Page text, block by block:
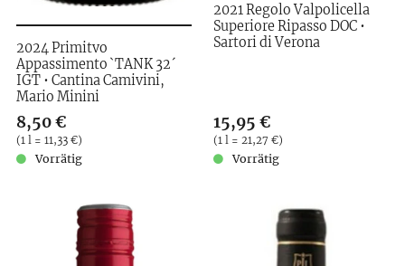
2024 Primitvo
Appassimento `TANK 32´
IGT • Cantina Camivini,
Mario Minini
Verkaufspreis: 8,50 €
8,50 €
Preis pro (1 l = 11,33 €)
(1 l = 11,33 €)
Vorrätig
2021 Regolo Valpolicella
Superiore Ripasso DOC •
Sartori di Verona
Verkaufspreis: 15,95 €
15,95 €
Preis pro (1 l = 21,27 €)
(1 l = 21,27 €)
Vorrätig